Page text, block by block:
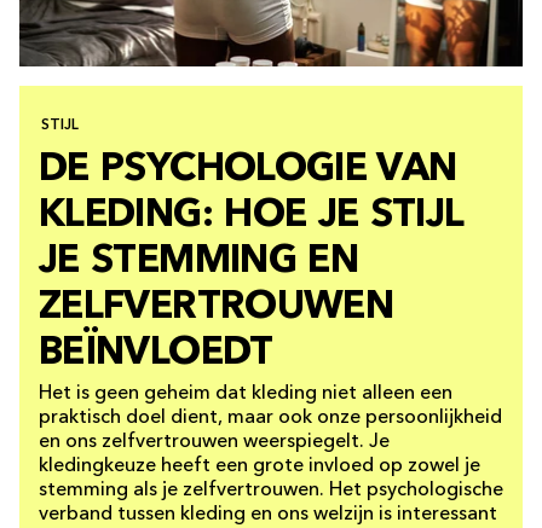
STIJL
DE PSYCHOLOGIE VAN
KLEDING: HOE JE STIJL
JE STEMMING EN
ZELFVERTROUWEN
BEÏNVLOEDT
Het is geen geheim dat kleding niet alleen een
praktisch doel dient, maar ook onze persoonlijkheid
en ons zelfvertrouwen weerspiegelt. Je
kledingkeuze heeft een grote invloed op zowel je
stemming als je zelfvertrouwen. Het psychologische
verband tussen kleding en ons welzijn is interessant